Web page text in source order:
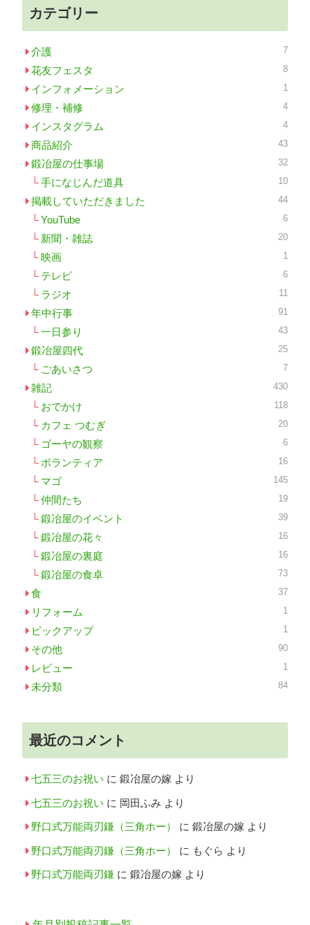
カテゴリー
介護 7
花友フェスタ 8
インフォメーション 1
修理・補修 4
インスタグラム 4
商品紹介 43
鍛冶屋の仕事場 32
手になじんだ道具 10
掲載していただきました 44
YouTube 6
新聞・雑誌 20
映画 1
テレビ 6
ラジオ 11
年中行事 91
一日参り 43
鍛冶屋四代 25
ごあいさつ 7
雑記 430
おでかけ 118
カフェ つむぎ 20
ゴーヤの観察 6
ボランティア 16
マゴ 145
仲間たち 19
鍛冶屋のイベント 39
鍛冶屋の花々 16
鍛冶屋の裏庭 16
鍛冶屋の食卓 73
食 37
リフォーム 1
ピックアップ 1
その他 90
レビュー 1
未分類 84
最近のコメント
七五三のお祝い に 鍛冶屋の嫁 より
七五三のお祝い に 岡田ふみ より
野口式万能両刃鎌（三角ホー） に 鍛冶屋の嫁 より
野口式万能両刃鎌（三角ホー） に もぐら より
野口式万能両刃鎌 に 鍛冶屋の嫁 より